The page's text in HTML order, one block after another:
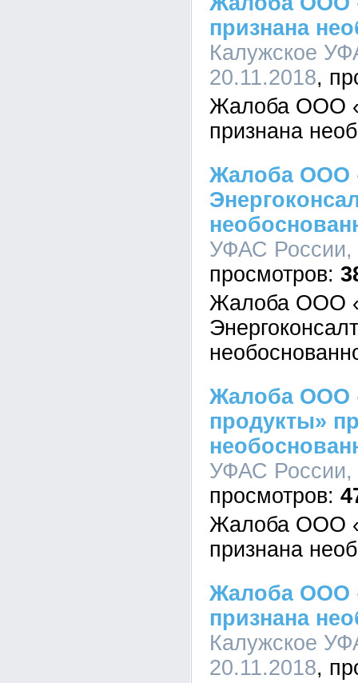
признана
Калужское
20.11.2018
Жалоба ООО
признана
Жалоба ООО
УФАС России,
Жалоба ООО
Жалоба ООО
продукты»
УФАС России,
Жалоба ООО
признана
Жалоба ООО
признана
Калужское
20.11.2018